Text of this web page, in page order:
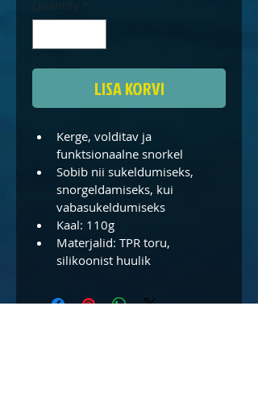
Quantity *
LISA KORVI
Kerge, volditav ja
funktsionaalne snorkel
Sobib nii sukeldumiseks,
snorgeldamiseks, kui
vabasukeldumiseks
Kaal: 110g
Materjalid: TPR toru,
silikoonist huulik